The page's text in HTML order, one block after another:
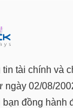
tài chính và
ngày 02/08/
đồng hành